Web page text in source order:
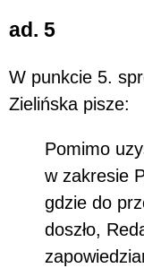
ad. 5
W punkcie 5.
Zielińska pisze:
Pomimo
w zakresie
gdzie do
doszło,